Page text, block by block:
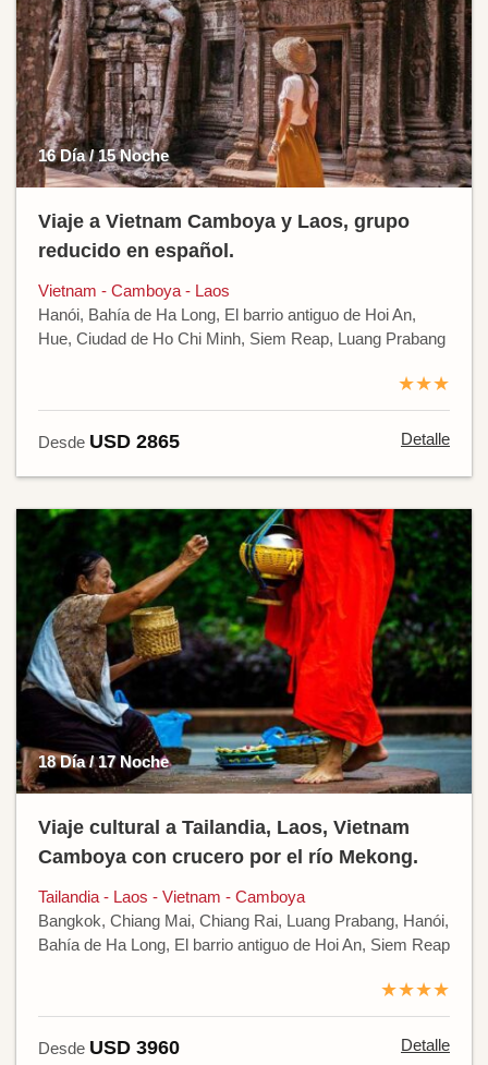
16 Día / 15 Noche
Viaje a Vietnam Camboya y Laos, grupo
reducido en español.
Vietnam - Camboya - Laos
Hanói, Bahía de Ha Long, El barrio antiguo de Hoi An,
Hue, Ciudad de Ho Chi Minh, Siem Reap, Luang Prabang
★★★
Desde USD 2865 Detalle
18 Día / 17 Noche
Viaje cultural a Tailandia, Laos, Vietnam
Camboya con crucero por el río Mekong.
Tailandia - Laos - Vietnam - Camboya
Bangkok, Chiang Mai, Chiang Rai, Luang Prabang, Hanói,
Bahía de Ha Long, El barrio antiguo de Hoi An, Siem Reap
★★★★
Desde USD 3960 Detalle